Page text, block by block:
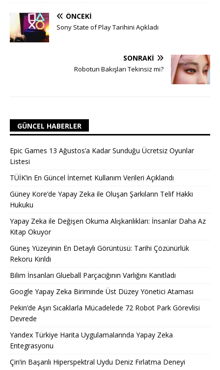
ÖNCEKI
Sony State of Play Tarihini Açıkladı
SONRAKI
Robotun Bakışları Tekinsiz mi?
GÜNCEL HABERLER
Epic Games 13 Ağustos’a Kadar Sunduğu Ücretsiz Oyunlar
Listesi
TÜİK’in En Güncel İnternet Kullanım Verileri Açıklandı
Güney Kore’de Yapay Zeka ile Oluşan Şarkıların Telif Hakkı
Hukuku
Yapay Zeka ile Değişen Okuma Alışkanlıkları: İnsanlar Daha Az
Kitap Okuyor
Güneş Yüzeyinin En Detaylı Görüntüsü: Tarihi Çözünürlük
Rekoru Kırıldı
Bilim İnsanları Glueball Parçacığının Varlığını Kanıtladı
Google Yapay Zeka Biriminde Üst Düzey Yönetici Ataması
Pekin’de Aşırı Sıcaklarla Mücadelede 72 Robot Park Görevlisi
Devrede
Yandex Türkiye Harita Uygulamalarında Yapay Zeka
Entegrasyonu
Çin’in Başarılı Hiperspektral Uydu Deniz Fırlatma Deneyi